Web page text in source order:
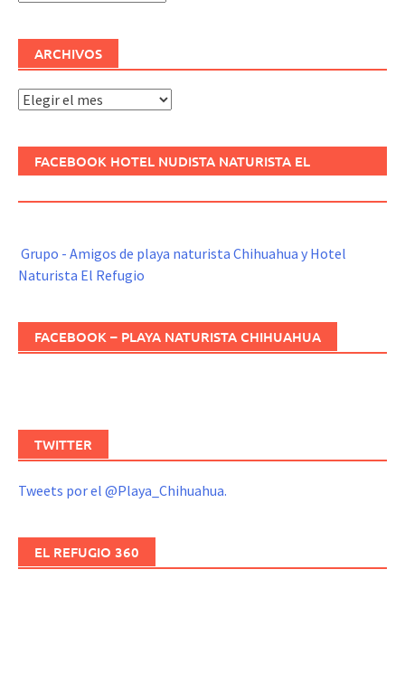
ARCHIVOS
Archivos
FACEBOOK HOTEL NUDISTA NATURISTA EL
Grupo - Amigos de playa naturista Chihuahua y Hotel
Naturista El Refugio
FACEBOOK – PLAYA NATURISTA CHIHUAHUA
TWITTER
Tweets por el @Playa_Chihuahua.
EL REFUGIO 360